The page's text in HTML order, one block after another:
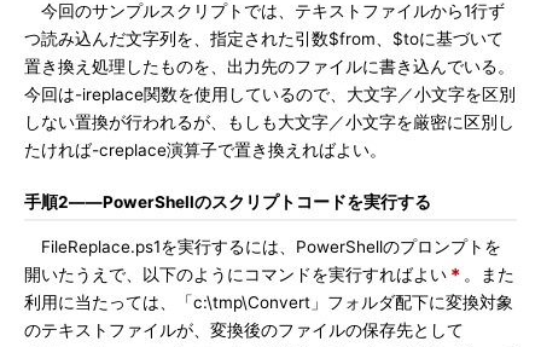
今回のサンプルスクリプトでは、テキストファイルから1行ず
つ読み込んだ文字列を、指定された引数$from、$toに基づいて
置き換え処理したものを、出力先のファイルに書き込んでいる。
今回は-ireplace関数を使用しているので、大文字／小文字を区別
しない置換が行われるが、もしも大文字／小文字を厳密に区別し
たければ-creplace演算子で置き換えればよい。
手順2――PowerShellのスクリプトコードを実行する
FileReplace.ps1を実行するには、PowerShellのプロンプトを
開いたうえで、以下のようにコマンドを実行すればよい ＊ 。また
利用に当たっては、「c:\tmp\Convert」フォルダ配下に変換対象
のテキストファイルが、変換後のファイルの保存先として